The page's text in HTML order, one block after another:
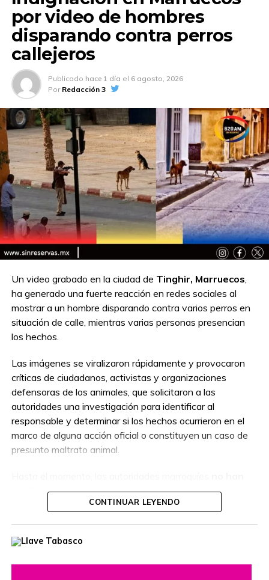
por video de hombres
disparando contra perros
callejeros
Publicado hace 1 día el 6 agosto, 2026
Por Redacción 3
Un video grabado en la ciudad de Tinghir, Marruecos,
ha generado una fuerte reacción en redes sociales al
mostrar a un hombre disparando contra varios perros en
situación de calle, mientras varias personas presencian
los hechos.
Las imágenes se viralizaron rápidamente y provocaron
críticas de ciudadanos, activistas y organizaciones
defensoras de los animales, que solicitaron a las
autoridades una investigación para identificar al
responsable y determinar si los hechos ocurrieron en el
marco de alguna acción oficial o constituyen un caso de
presunto maltrato animal.
confirmadosi la persona que aparece en el video
actuaba como parte de un operativo autorizado o por
permanecen bajo investigación.
CONTINUAR LEYENDO